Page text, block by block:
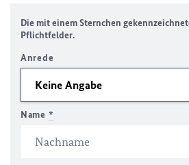
Die mit einem Sternchen
Pflichtfelder.
Anrede
Name *